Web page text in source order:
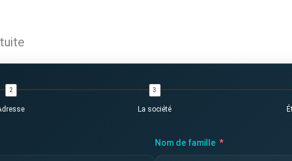
La société
Nom de famille